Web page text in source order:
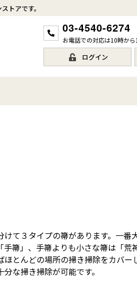
トアです。
03-4540-6274
お電話での対応は10時か
ログイン
て３タイプの箒があります。一
箒」、手箒よりも小さな箒は「荒
とんどの場所の掃き掃除をカバ
な掃き掃除が可能です。